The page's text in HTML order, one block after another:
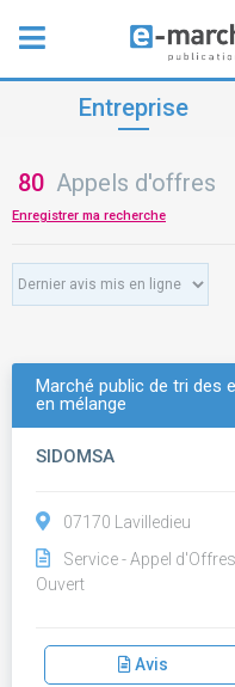
Entreprise
80 Appels d'offres
Enregistrer ma recherche
Marché public de tri des
en mélange
SIDOMSA
07170 Lavilledieu
Service - Appel d'Offres
Ouvert
Avis